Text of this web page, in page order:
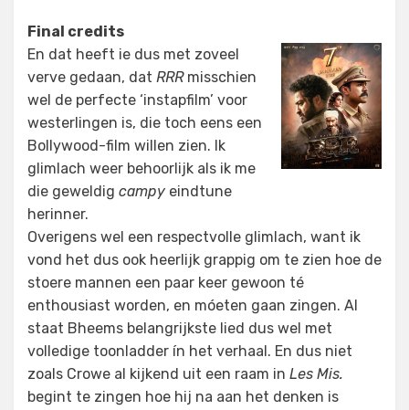
Final credits
En dat heeft ie dus met zoveel
verve gedaan, dat RRRmisschien
wel de perfecte ‘instapfilm’ voor
westerlingen is, die toch eens een
Bollywood-film willen zien. Ik
glimlach weer behoorlijk als ik me
die geweldig campy eindtune
herinner.
Overigens wel een respectvolle glimlach, want ik
vond het dus ook heerlijk grappig om te zien hoe de
stoere mannen een paar keer gewoon té
enthousiast worden, en móeten gaan zingen. Al
staat Bheems belangrijkste lied dus wel met
volledige toonladder ín het verhaal. En dus niet
zoals Crowe al kijkend uit een raam in Les Mis.
begint te zingen hoe hij na aan het denken is